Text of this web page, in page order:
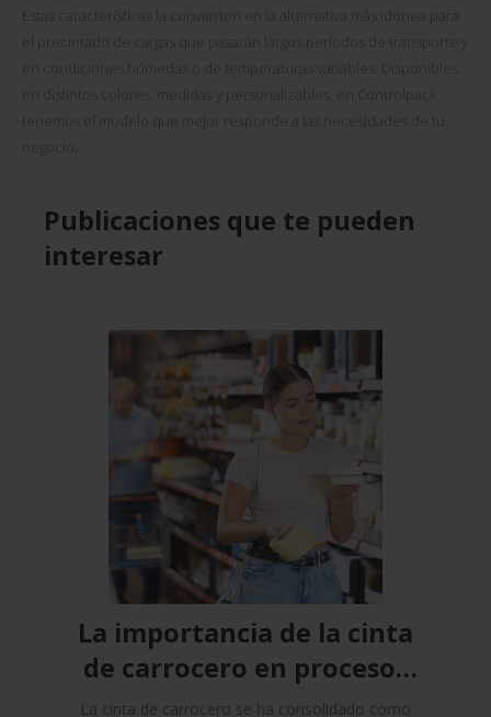
Estas características la convierten en la alternativa más idónea para
el precintado de cargas que pasarán largos periodos de transporte y
en condiciones húmedas o de temperaturas variables. Disponibles
en distintos colores, medidas y personalizables, en Controlpack
tenemos el modelo que mejor responde a las necesidades de tu
Publicaciones que te pueden
interesar
La importancia de la cinta
de carrocero en procesos
productivos
La cinta de carrocero se ha consolidado como